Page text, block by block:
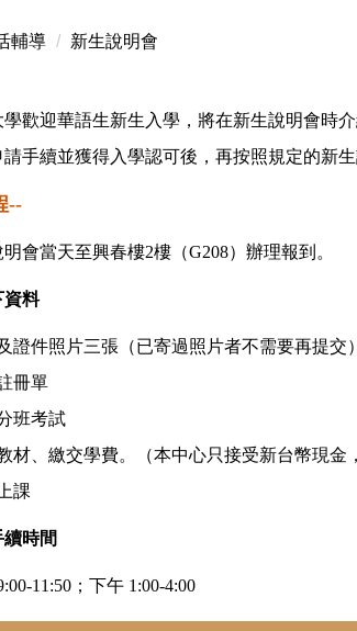
輔導 新生說明會
歡迎華語生新生入學，將在新生說明會時
手續並獲得入學認可後，再按照規定的新
--
會當天至興春樓2樓（G208）辦理報到。
資料
證件照片三張（已寄過照片者不需要再提交
冊單
班考試
材、繳交學費。（本中心只接受新台幣現金
課
時間
11:50；下午 1:00-4:00